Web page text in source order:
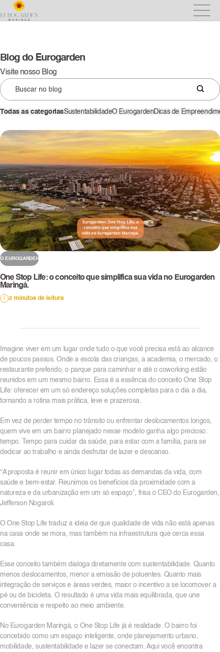
Blog do Eurogarden
Visite nosso Blog
Todas as categoriasSustentabilidadeO EurogardenDicas de
O EUROGARDEN
One Stop Life: o conceito que simplifica sua vida no Eurogarden
Maringá.
2 minutos de leitura
Imagine viver em um lugar onde tudo o que você precisa está ao alcance
de poucos passos. Onde a escola das crianças, a academia, o mercado, o
restaurante preferido, o parque para caminhar e até o coworking estão
reunidos em um mesmo bairro. Essa é a essência do conceito One Stop
Life: oferecer em um só endereço soluções completas para o dia a dia,
tornando a rotina mais prática, leve e prazerosa.
Em vez de perder tempo no trânsito ou enfrentar deslocamentos longos,
quem vive em um bairro planejado nesse modelo ganha algo precioso:
tempo. Tempo para cuidar da saúde, para estar com a família, para se
dedicar ao trabalho e ainda desfrutar de lazer e descanso.
“A proposta é reunir em único lugar todas as demandas da vida, com
saúde e bem-estar. Reunimos os benefícios da proximidade com a
natureza e da urbanização em um só espaço”, frisa o CEO do Eurogarden,
Jefferson Nogaroli.
O One Stop Life traduz a ideia de que qualidade de vida não está apenas
na casa onde se mora, mas também na infraestrutura que cerca essa
casa.
Esse conceito também dialoga diretamente com sustentabilidade. Quanto
menos deslocamentos, menor a emissão de poluentes. Quanto mais
integração de serviços e áreas verdes, maior o incentivo a se locomover a
pé ou de bicicleta. O resultado é uma vida mais equilibrada, que une
conveniência e respeito ao meio ambiente.
No Eurogarden Maringá, o One Stop Life já é realidade. O bairro foi
concebido como um espaço inteligente, onde planejamento urbano,
mobilidade, sustentabilidade e lazer se conectam. Aqui você encontra